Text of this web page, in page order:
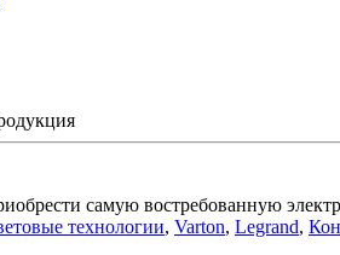
самую востребованную
технологии, Varton, Legrand,